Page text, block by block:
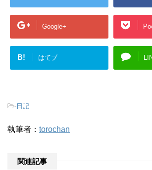
Google+
B! はてブ
-日記
執筆者： torochan
関連記事